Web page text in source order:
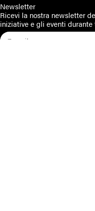
Newsletter
Ricevi la nostra newsletter
iniziative e gli eventi